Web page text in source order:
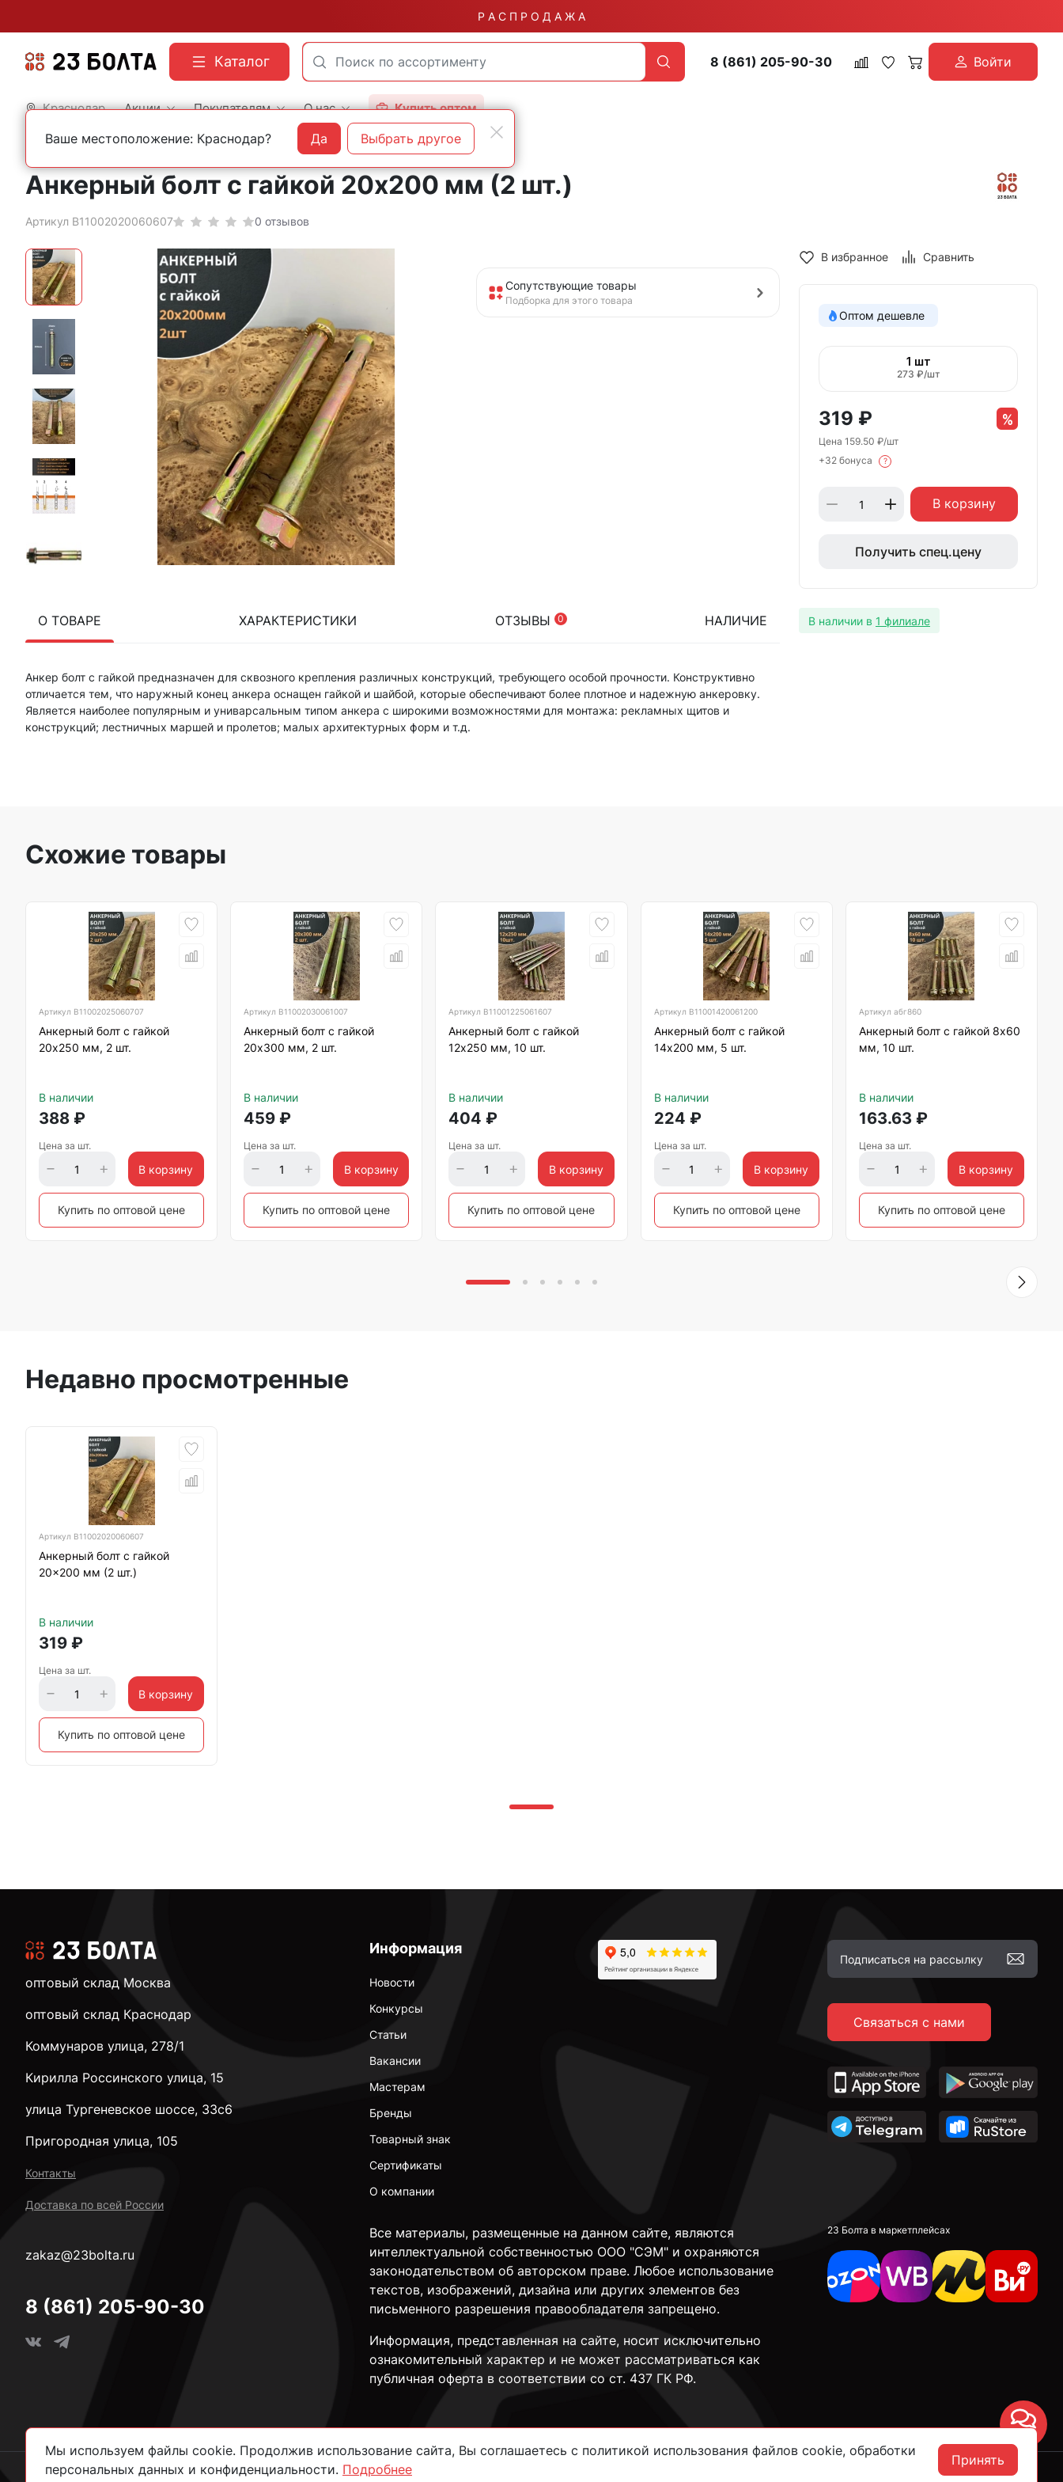
Р А С П Р О Д А Ж А
Каталог 8 (861) 205-90-30 Войти
Краснодар Акции Покупателям О нас Купить оптом
Главная Фасованный крепеж Анкеры С гайкой
Анкерный болт с гайкой 20x200 мм (2 шт.)
Артикул B11002020060607 0 отзывов
Сопутствующие товары
Подборка для этого товара
О ТОВАРЕ ХАРАКТЕРИСТИКИ ОТЗЫВЫ 0 НАЛИЧИЕ
Анкер болт с гайкой предназначен для сквозного крепления различных конструкций, требующего особой прочности. Конструктивно
отличается тем, что наружный конец анкера оснащен гайкой и шайбой, которые обеспечивают более плотное и надежную анкеровку.
Является наиболее популярным и униварсальным типом анкера с широкими возможностями для монтажа: рекламных щитов и
конструкций; лестничных маршей и пролетов; малых архитектурных форм и т.д.
В избранное Сравнить
Оптом дешевле
1 шт
273 ₽/шт
319 ₽
Цена 159.50 ₽/шт
+32 бонуса
?
В корзину
Получить спец.цену
В наличии в 1 филиале
Схожие товары
Артикул B11002025060707
Анкерный болт с гайкой
20х250 мм, 2 шт.
В наличии
388 ₽
Цена за шт.
В корзину
Купить по оптовой цене
Артикул B11002030061007
Анкерный болт с гайкой
20х300 мм, 2 шт.
В наличии
459 ₽
Цена за шт.
В корзину
Купить по оптовой цене
Артикул B11001225061607
Анкерный болт с гайкой
12х250 мм, 10 шт.
В наличии
404 ₽
Цена за шт.
В корзину
Купить по оптовой цене
Артикул B11001420061200
Анкерный болт с гайкой
14х200 мм, 5 шт.
В наличии
224 ₽
Цена за шт.
В корзину
Купить по оптовой цене
Артикул абг860
Анкерный болт с гайкой 8х60
мм, 10 шт.
В наличии
163.63 ₽
Цена за шт.
В корзину
Купить по оптовой цене
Недавно просмотренные
Артикул B11002020060607
Анкерный болт с гайкой
20x200 мм (2 шт.)
В наличии
319 ₽
Цена за шт.
В корзину
Купить по оптовой цене
Информация
Новости
Конкурсы
Статьи
Вакансии
Мастерам
Бренды
Товарный знак
Сертификаты
О компании
Связаться с нами
Все материалы, размещенные на данном сайте, являются
интеллектуальной собственностью ООО "СЭМ" и охраняются
законодательством об авторском праве. Любое использование
текстов, изображений, дизайна или других элементов без
письменного разрешения правообладателя запрещено.
Информация, представленная на сайте, носит исключительно
ознакомительный характер и не может рассматриваться как
публичная оферта в соответствии со ст. 437 ГК РФ.
23 Болта в маркетплейсах
оптовый склад Москва
оптовый склад Краснодар
Коммунаров улица, 278/1
Кирилла Россинского улица, 15
улица Тургеневское шоссе, 33с6
Пригородная улица, 105
Контакты
Доставка по всей России
zakaz@23bolta.ru
8 (861) 205-90-30
Мы используем файлы cookie. Продолжив использование сайта, Вы соглашаетесь с политикой использования файлов cookie, обработки
персональных данных и конфиденциальности. Подробнее
Принять
Ваше местоположение: Краснодар? Да Выбрать другое